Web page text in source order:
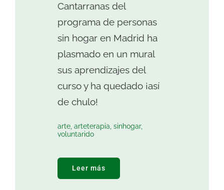
Cantarranas del
programa de personas
sin hogar en Madrid ha
plasmado en un mural
sus aprendizajes del
curso y ha quedado ¡así
de chulo!
arte, arteterapia sinhogar,
voluntarido
Leer más